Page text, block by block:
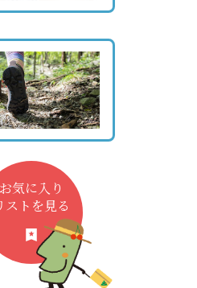
お気に入り
ストを見る